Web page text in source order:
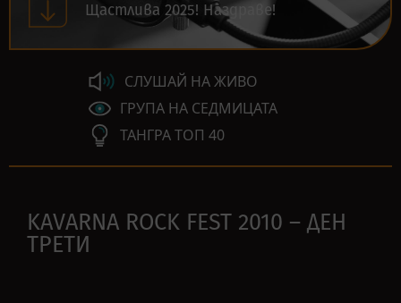
Щастлива 2025! Наздраве!
СЛУШАЙ НА ЖИВО
ГРУПА НА СЕДМИЦАТА
ТАНГРА ТОП 40
KAVARNA ROCK FEST 2010 – ДЕН
ТРЕТИ